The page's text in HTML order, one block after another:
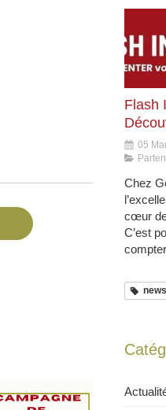
Flash
05
Chez
cœur
C’est